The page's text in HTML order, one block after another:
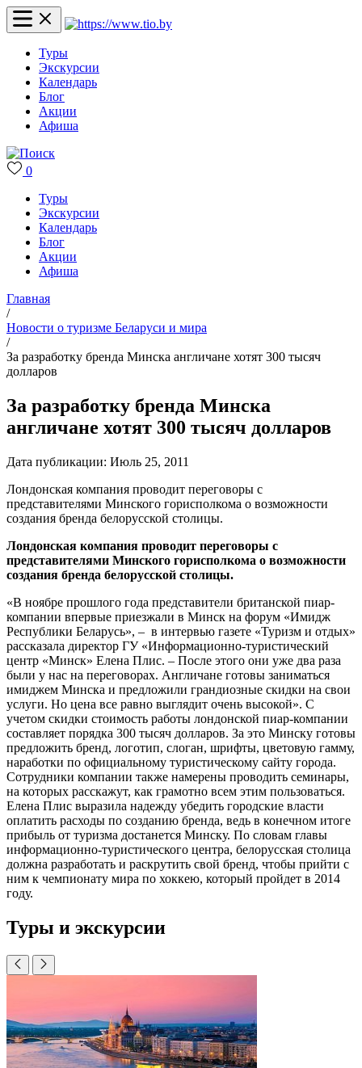
Туры
Экскурсии
Календарь
Блог
Акции
Афиша
0
Туры
Экскурсии
Календарь
Блог
Акции
Афиша
Главная
/
Новости о туризме Беларуси и мира
/
За разработку бренда Минска англичане хотят 300 тысяч
долларов
За разработку бренда Минска
англичане хотят 300 тысяч долларов
Дата публикации: Июль 25, 2011
Лондонская компания проводит переговоры с
представителями Минского горисполкома о возможности
создания бренда белорусской столицы.
Лондонская компания проводит переговоры с
представителями Минского горисполкома о возможности
создания бренда белорусской столицы.
«В ноябре прошлого года представители британской пиар-
компании впервые приезжали в Минск на форум «Имидж
Республики Беларусь», – в интервью газете «Туризм и отдых»
рассказала директор ГУ «Информационно-туристический
центр «Минск» Елена Плис. – После этого они уже два раза
были у нас на переговорах. Англичане готовы заниматься
имиджем Минска и предложили грандиозные скидки на свои
услуги. Но цена все равно выглядит очень высокой». С
учетом скидки стоимость работы лондонской пиар-компании
составляет порядка 300 тысяч долларов. За это Минску готовы
предложить бренд, логотип, слоган, шрифты, цветовую гамму,
наработки по официальному туристическому сайту города.
Сотрудники компании также намерены проводить семинары,
на которых расскажут, как грамотно всем этим пользоваться.
Елена Плис выразила надежду убедить городские власти
оплатить расходы по созданию бренда, ведь в конечном итоге
прибыль от туризма достанется Минску. По словам главы
информационно-туристического центра, белорусская столица
должна разработать и раскрутить свой бренд, чтобы прийти с
ним к чемпионату мира по хоккею, который пройдет в 2014
году.
Туры и экскурсии